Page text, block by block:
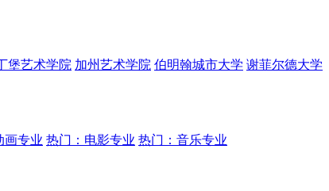
堡艺术学院 加州艺术学院 伯明翰城市大学 谢菲尔德大学
画专业 热门：电影专业 热门：音乐专业